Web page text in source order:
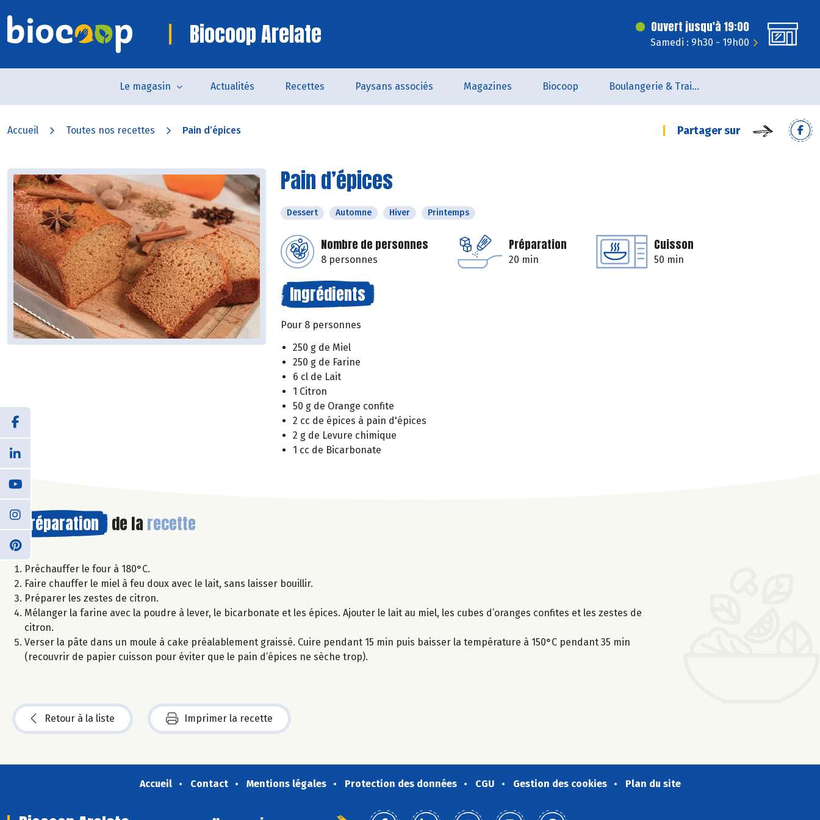
Biocoop Arelate Ouvert jusqu'à 19:00
Samedi : 9h30 - 19h00
Le magasin Actualités Recettes Paysans associés Magazines Biocoop Boulangerie & Traiteur
Accueil Toutes nos recettes Pain d’épices Partager sur
Pain d’épices
Dessert Automne Hiver Printemps
Nombre de personnes
8 personnes
Préparation
20 min
Cuisson
50 min
Ingrédients
Pour 8 personnes
250 g de Miel
250 g de Farine
6 cl de Lait
1 Citron
50 g de Orange confite
2 cc de épices à pain d'épices
2 g de Levure chimique
1 cc de Bicarbonate
Préparation de la recette
Préchauffer le four à 180°C.
Faire chauffer le miel à feu doux avec le lait, sans laisser bouillir.
Préparer les zestes de citron.
Mélanger la farine avec la poudre à lever, le bicarbonate et les épices. Ajouter le lait au miel, les cubes d’oranges confites et les zestes de
citron.
Verser la pâte dans un moule à cake préalablement graissé. Cuire pendant 15 min puis baisser la température à 150°C pendant 35 min
(recouvrir de papier cuisson pour éviter que le pain d’épices ne sèche trop).
Retour à la liste Imprimer la recette
Accueil Contact Mentions légales Protection des données CGU Gestion des cookies Plan du site